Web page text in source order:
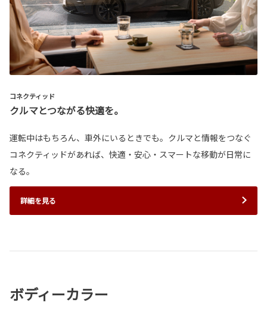
コネクティッド
クルマとつながる快適を。
運転中はもちろん、車外にいるときでも。クルマと情報をつなぐ
コネクティッドがあれば、快適・安心・スマートな移動が日常に
なる。
詳細を見る
ボディーカラー